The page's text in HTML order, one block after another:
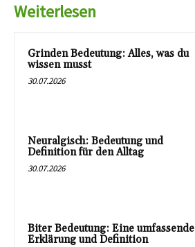
Weiterlesen
Grinden Bedeutung: Alles, was du
wissen musst
30.07.2026
Neuralgisch: Bedeutung und
Definition für den Alltag
30.07.2026
Biter Bedeutung: Eine umfassende
Erklärung und Definition